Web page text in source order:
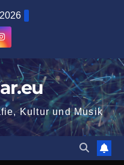
Kultur und Musik